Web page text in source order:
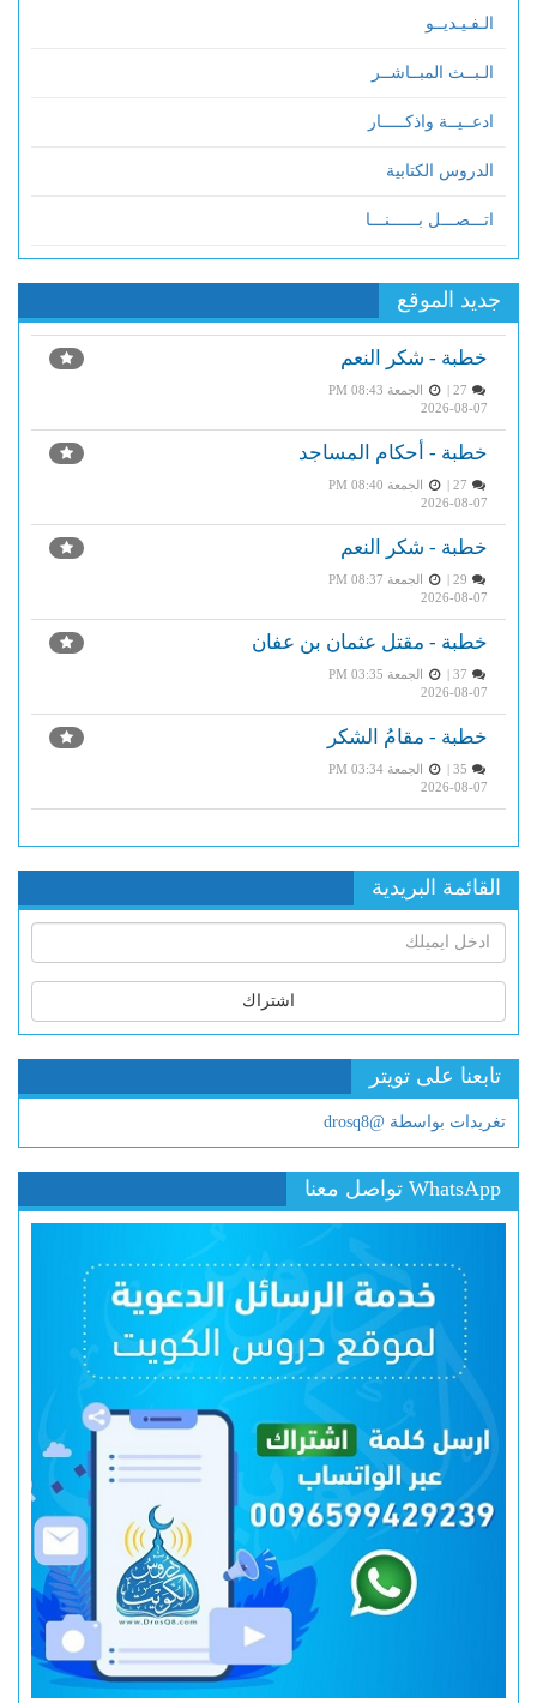
الـفـيـديــو
الـبــث المبــاشــر
ادعــيــة واذكـــــار
الدروس الكتابية
اتـــصـــل بــــــنـــا
جديد الموقع
خطبة - شكر النعم
الجمعة PM 08:43
2026-08-07
خطبة - أحكام المساجد
الجمعة PM 08:40
2026-08-07
خطبة - شكر النعم
الجمعة PM 08:37
2026-08-07
خطبة - مقتل عثمان بن عفان
الجمعة PM 03:35
2026-08-07
خطبة - مقامُ الشكر
الجمعة PM 03:34
2026-08-07
القائمة البريدية
اشتراك
تابعنا على تويتر
تغريدات بواسطة @drosq8
WhatsApp تواصل معنا